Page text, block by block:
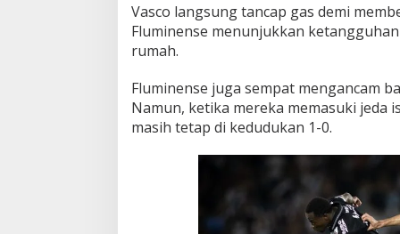
l
!
Vasco langsung tancap gas demi
Fluminense menunjukkan
rumah.
Fluminense juga sempat mengancam
Namun, ketika mereka memasuki jeda
masih tetap di kedudukan 1-0.